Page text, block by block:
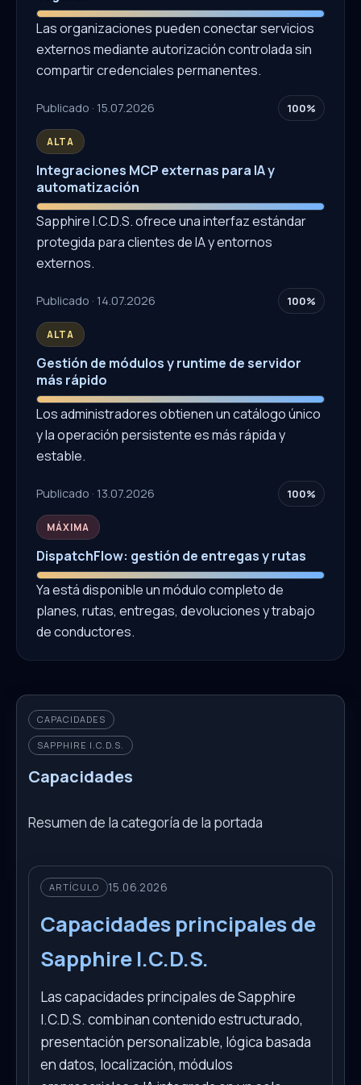
Las organizaciones pueden conectar servicios
externos mediante autorización controlada sin
compartir credenciales permanentes.
Publicado · 15.07.2026 100%
ALTA
Integraciones MCP externas para IA y
automatización
Sapphire I.C.D.S. ofrece una interfaz estándar
protegida para clientes de IA y entornos
externos.
Publicado · 14.07.2026 100%
ALTA
Gestión de módulos y runtime de servidor
más rápido
Los administradores obtienen un catálogo único
y la operación persistente es más rápida y
estable.
Publicado · 13.07.2026 100%
MÁXIMA
DispatchFlow: gestión de entregas y rutas
Ya está disponible un módulo completo de
planes, rutas, entregas, devoluciones y trabajo
de conductores.
CAPACIDADES
SAPPHIRE I.C.D.S.
Capacidades
Resumen de la categoría de la portada
ARTÍCULO 15.06.2026
Capacidades principales de
Sapphire I.C.D.S.
Las capacidades principales de Sapphire
I.C.D.S. combinan contenido estructurado,
presentación personalizable, lógica basada
en datos, localización, módulos